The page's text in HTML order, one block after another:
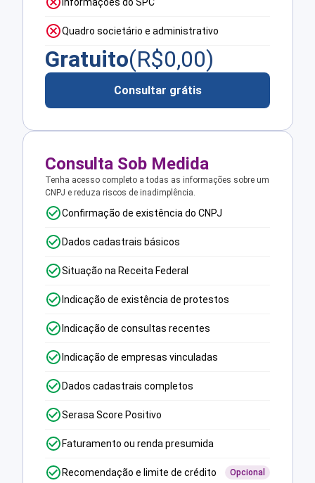
Quadro societário e administrativo
Gratuito(R$0,00)
Consultar grátis
Consulta Sob Medida
Tenha acesso completo a todas as informações sobre um
CNPJ e reduza riscos de inadimplência.
Confirmação de existência do CNPJ
Dados cadastrais básicos
Situação na Receita Federal
Indicação de existência de protestos
Indicação de consultas recentes
Indicação de empresas vinculadas
Dados cadastrais completos
Serasa Score Positivo
Faturamento ou renda presumida
Recomendação e limite de crédito Opcional